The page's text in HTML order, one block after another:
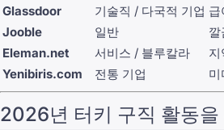
Glassdoor
기술직 / 다국적 기업 급
Jooble
일반 깔
Eleman.net
서비스 / 블루칼라 지
Yenibiris.com
전통 기업 미
2026년 터키 구직 활동